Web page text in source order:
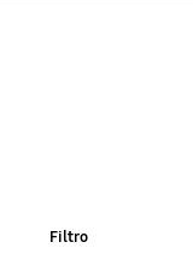
Filtro